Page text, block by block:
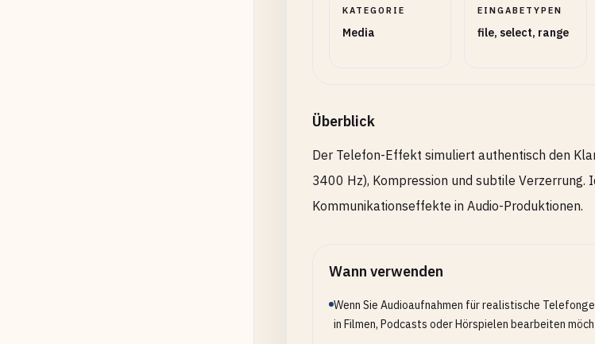
KATEGORIE
Media
EINGABETYPEN
file, select, range
Überblick
Der Telefon-Effekt simuliert authentisch den
3400 Hz), Kompression und subtile
Kommunikationseffekte in Audio-Produktionen.
Wann verwenden
Wenn Sie Audioaufnahmen für realistische
in Filmen, Podcasts oder Hörspielen bearbeiten